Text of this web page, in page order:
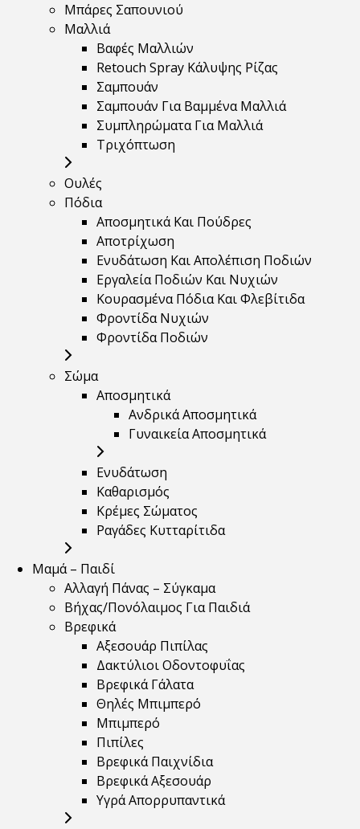
Μπάρες Σαπουνιού
Μαλλιά
Βαφές Μαλλιών
Retouch Spray Κάλυψης Ρίζας
Σαμπουάν
Σαμπουάν Για Βαμμένα Μαλλιά
Συμπληρώματα Για Μαλλιά
Τριχόπτωση
Ουλές
Πόδια
Αποσμητικά Και Πούδρες
Αποτρίχωση
Ενυδάτωση Και Απολέπιση Ποδιών
Εργαλεία Ποδιών Και Νυχιών
Κουρασμένα Πόδια Και Φλεβίτιδα
Φροντίδα Νυχιών
Φροντίδα Ποδιών
Σώμα
Αποσμητικά
Ανδρικά Αποσμητικά
Γυναικεία Αποσμητικά
Ενυδάτωση
Καθαρισμός
Κρέμες Σώματος
Ραγάδες Κυτταρίτιδα
Μαμά – Παιδί
Αλλαγή Πάνας – Σύγκαμα
Βήχας/Πονόλαιμος Για Παιδιά
Βρεφικά
Αξεσουάρ Πιπίλας
Δακτύλιοι Οδοντοφυΐας
Βρεφικά Γάλατα
Θηλές Μπιμπερό
Μπιμπερό
Πιπίλες
Βρεφικά Παιχνίδια
Βρεφικά Αξεσουάρ
Υγρά Απορρυπαντικά